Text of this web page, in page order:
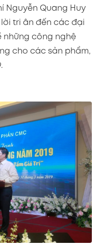
Nguyễn Quang Huy
lời tri ân đến các đại
những công nghệ
cho các sản phẩm,